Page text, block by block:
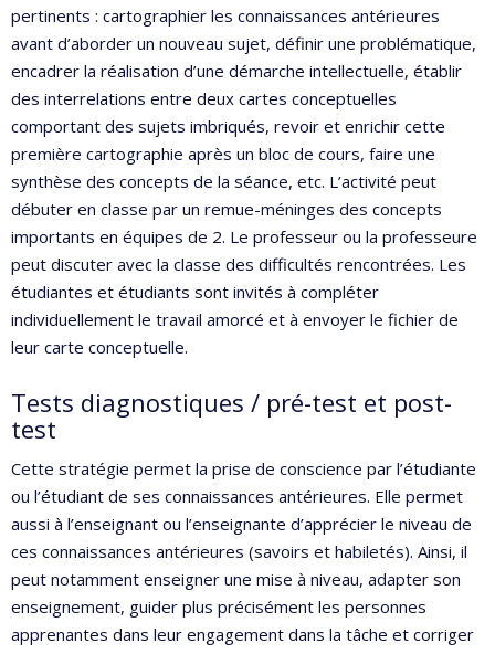
pertinents : cartographier les connaissances antérieures
avant d’aborder un nouveau sujet, définir une problématique,
encadrer la réalisation d’une démarche intellectuelle, établir
des interrelations entre deux cartes conceptuelles
comportant des sujets imbriqués, revoir et enrichir cette
première cartographie après un bloc de cours, faire une
synthèse des concepts de la séance, etc. L’activité peut
débuter en classe par un remue-méninges des concepts
importants en équipes de 2. Le professeur ou la professeure
peut discuter avec la classe des difficultés rencontrées. Les
étudiantes et étudiants sont invités à compléter
individuellement le travail amorcé et à envoyer le fichier de
leur carte conceptuelle.
Tests diagnostiques / pré-test et post-
test
Cette stratégie permet la prise de conscience par l’étudiante
ou l’étudiant de ses connaissances antérieures. Elle permet
aussi à l’enseignant ou l’enseignante d’apprécier le niveau de
ces connaissances antérieures (savoirs et habiletés). Ainsi, il
peut notamment enseigner une mise à niveau, adapter son
enseignement, guider plus précisément les personnes
apprenantes dans leur engagement dans la tâche et corriger